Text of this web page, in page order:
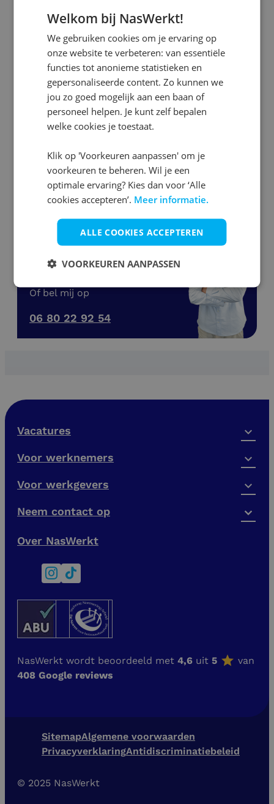
Ik kan zeggen dat ik nu helemaal op mijn
plek zit en een heerlijke start heb gemaakt
bij mijn nieuwe werkgever dankzij Cornel
van NasWerkt”
Ben jij op zoek naar een nieuwe
uitdaging? Check onze
vacatures!
Bekijk vacatures
Tijd voor een nieuwe baan?
Mail mij
Of bel mij op
06 80 22 92 54
Vacatures
Voor werknemers
Voor werkgevers
Neem contact op
Over NasWerkt
NasWerkt wordt beoordeeld met 4,6 uit 5
van
408 Google reviews
SitemapAlgemene voorwaarden
PrivacyverklaringAntidiscriminatiebeleid
© 2025 NasWerkt
Welkom bij NasWerkt!
We gebruiken cookies om je ervaring op
onze website te verbeteren: van essentiële
functies tot anonieme statistieken en
gepersonaliseerde content. Zo kunnen we
jou zo goed mogelijk aan een baan of
personeel helpen. Je kunt zelf bepalen
welke cookies je toestaat.
Klik op 'Voorkeuren aanpassen' om je
voorkeuren te beheren. Wil je een
optimale ervaring? Kies dan voor ‘Alle
cookies accepteren’. Meer informatie.
ALLE COOKIES ACCEPTEREN
VOORKEUREN AANPASSEN